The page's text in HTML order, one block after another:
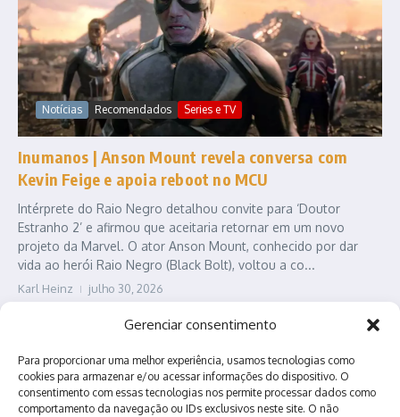
Gerenciar consentimento
Para proporcionar uma melhor experiência, usamos tecnologias como
cookies para armazenar e/ou acessar informações do dispositivo. O
consentimento com essas tecnologias nos permite processar dados como
comportamento da navegação ou IDs exclusivos neste site. O não
Notícias Recomendados Series e TV
Inumanos | Anson Mount revela conversa com
Kevin Feige e apoia reboot no MCU
Intérprete do Raio Negro detalhou convite para ‘Doutor
Estranho 2’ e afirmou que aceitaria retornar em um novo
projeto da Marvel. O ator Anson Mount, conhecido por dar
vida ao herói Raio Negro (Black Bolt), voltou a co...
Karl Heinz julho 30, 2026